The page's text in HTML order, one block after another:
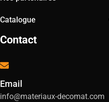
Catalogue
Contact
Email
info@materiaux-decomat.com